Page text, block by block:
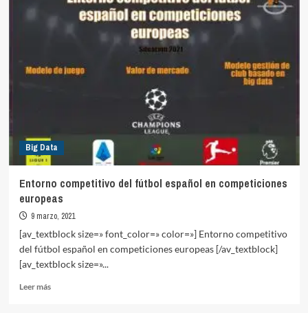
Data
en
a
y
coeficiente
Big Data
Entorno competitivo del fútbol español en competiciones
europeas
9 marzo, 2021
[av_textblock size=» font_color=» color=»] Entorno competitivo
del fútbol español en competiciones europeas [/av_textblock]
[av_textblock size=»...
Leer másLeer